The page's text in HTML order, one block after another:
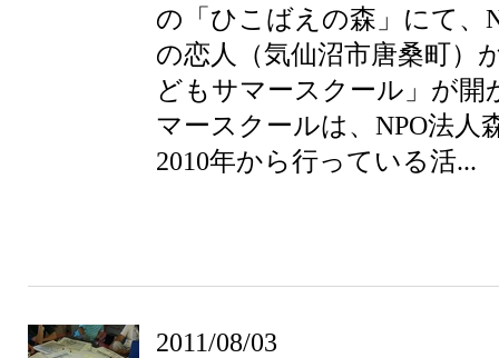
の「ひこばえの森」にて、
の恋人（気仙沼市唐桑町）
どもサマースクール」が開
マースクールは、NPO法人
2010年から行っている活...
2011/08/03